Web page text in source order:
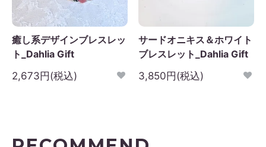
癒し系デザインブレスレッ
ト_Dahlia Gift
2,673円(税込)
サードオニキス＆ホワイト
ブレスレット_Dahlia Gift
3,850円(税込)